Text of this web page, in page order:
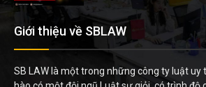
Giới thiệu về SBLAW
SB LAW là một trong những công ty luật uy